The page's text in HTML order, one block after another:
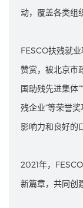
动，覆盖各类组
FESCO扶残就
赞赏，被北京市
国助残先进集体
残企业”等荣誉
影响力和良好的
2021年，
新篇章，共同创